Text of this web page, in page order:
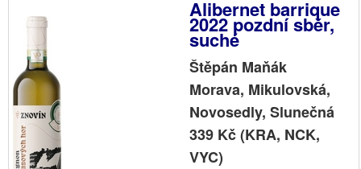
Alibernet barrique
2022 pozdní sběr,
suché
Štěpán Maňák
Morava, Mikulovská,
Novosedly, Slunečná
339 Kč (KRA, NCK,
VYC)